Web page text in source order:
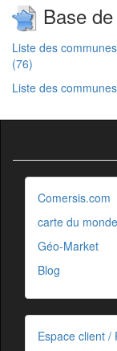
Base
Liste des
(76)
Liste des
Comersis.com
carte du monde
Géo-Market
Blog
Espace client /